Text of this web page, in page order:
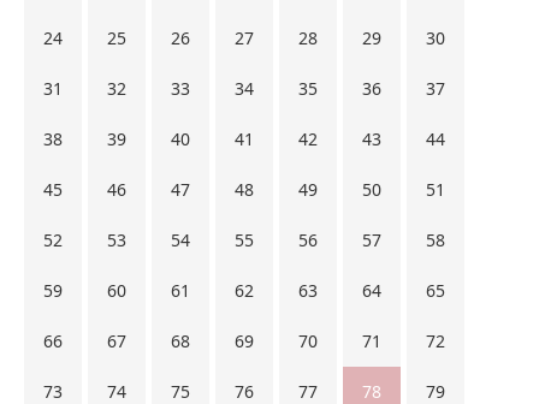
24 25 26 27 28 29 30
31 32 33 34 35 36 37
38 39 40 41 42 43 44
45 46 47 48 49 50 51
52 53 54 55 56 57 58
59 60 61 62 63 64 65
66 67 68 69 70 71 72
73 74 75 76 77 78 79